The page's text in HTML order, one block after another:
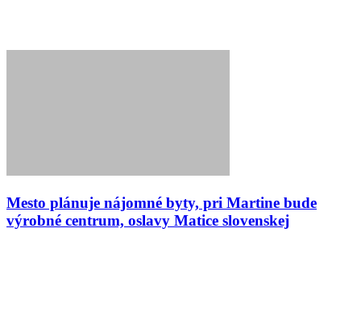
Mesto plánuje nájomné byty, pri Martine bude
výrobné centrum, oslavy Matice slovenskej